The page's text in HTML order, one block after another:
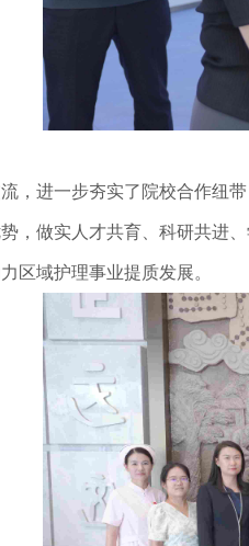
进一步夯实了院校合作纽带
，做实人才共育、科研共进
区域护理事业提质发展。